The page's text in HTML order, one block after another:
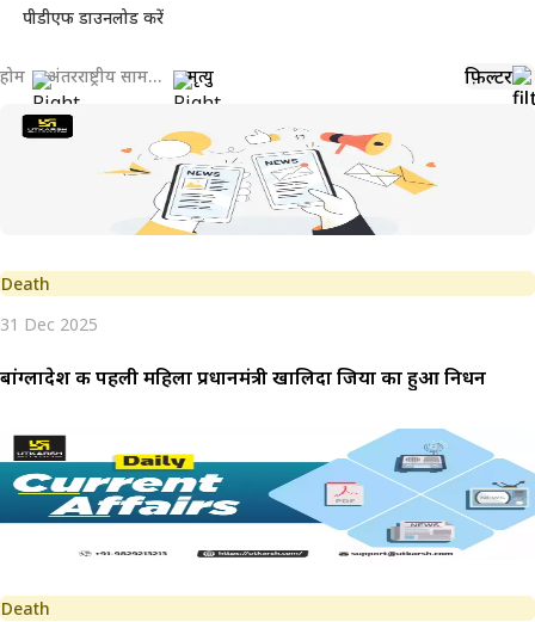
पीडीएफ डाउनलोड करें
होम अंतरराष्ट्रीय सामयिकी मृत्यु फ़िल्टर
Death
31 Dec 2025
बांग्लादेश की पहली महिला प्रधानमंत्री खालिदा जिया का हुआ निधन
Death